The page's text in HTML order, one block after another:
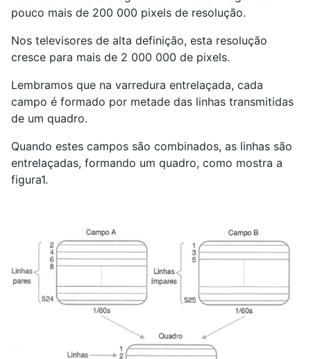
pouco mais de 200 000 pixels de resolução.
Nos televisores de alta definição, esta resolução
cresce para mais de 2 000 000 de pixels.
Lembramos que na varredura entrelaçada, cada
campo é formado por metade das linhas transmitidas
de um quadro.
Quando estes campos são combinados, as linhas são
entrelaçadas, formando um quadro, como mostra a
figura1.